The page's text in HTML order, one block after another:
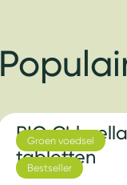
Groen voedsel
Bestseller
BIO
tabletten